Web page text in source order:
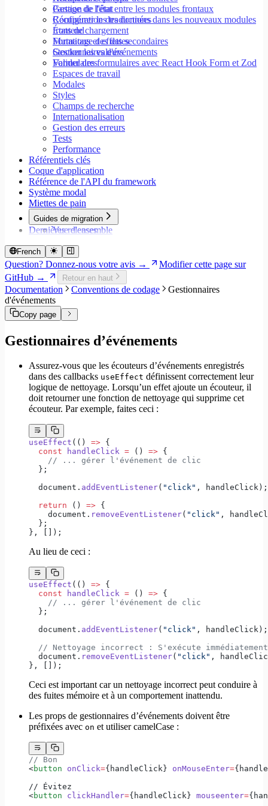
Partage de l'état entre les modules frontaux
Configurer les traductions dans les nouveaux modules
frontend
Formatage des dates
Stocker les valeurs
Valider des formulaires avec React Hook Form et Zod
Gestion de l'état
Récupération des données
États de chargement
Mutations et effets secondaires
Gestionnaires d'événements
Formulaires
Espaces de travail
Modales
Styles
Champs de recherche
Internationalisation
Gestion des erreurs
Tests
Performance
Référentiels clés
Coque d'application
Référence de l'API du framework
Système modal
Miettes de pain
Guides de migration
Vue d'ensemble
Migrer vers Rspack et Vitest
Migrer vers Workspace v2
Migrer vers Core v6
Migrer vers Core v5
Dernières releases
French
Question? Donnez-nous votre avis →
Modifier cette page sur
GitHub →
Retour en haut
Documentation Conventions de codage
Gestionnaires
d'événements
Copy page
Gestionnaires d’événements
Assurez-vous que les écouteurs d’événements enregistrés
dans des callbacks useEffect définissent correctement leur
logique de nettoyage. Lorsqu’un effet ajoute un écouteur, il
doit retourner une fonction de nettoyage qui supprime cet
écouteur. Par exemple, faites ceci :
useEffect (() => {
  const
handleClick = () => {
    // ... gérer l'événement de clic
  };
  document.
addEventListener( "click" , handleClick);
  return
() => {
    document.
removeEventListener( "click" ,
  };
}, []);
Au lieu de ceci :
useEffect (() => {
  const
handleClick = () => {
    // ... gérer l'événement de clic
  };
  document.
addEventListener( "click" , handleClick);
// Nettoyage incorrect : S'exécute
  document.
removeEventListener( "click" ,
}, []);
Ceci est important car un nettoyage incorrect peut conduire à
des fuites mémoire et à un comportement inattendu.
Les props de gestionnaires d’événements doivent être
préfixées avec on et utiliser camelCase :
// Bon
<button onClick={handleClick} onMouseEnter=
// Évitez
<button clickHandler={handleClick} mouseenter=